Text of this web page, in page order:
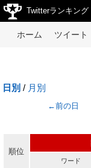
Twitterランキング
ホーム ツイート
日別 / 月別
←前の日
順位
ワード